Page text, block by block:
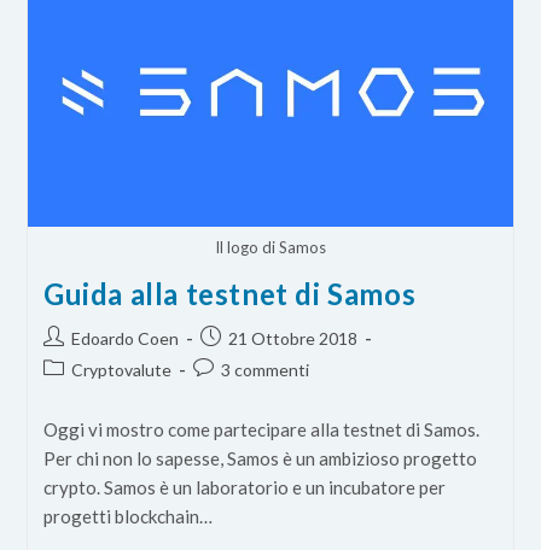
BOX
X96
Mini
Il logo di Samos
Guida alla testnet di Samos
Autore
dell'articolo:
Edoardo Coen
Articolo
pubblicato:
21 Ottobre 2018
Categoria
Cryptovalute
Commenti
3 commenti
Oggi vi mostro come partecipare alla testnet di Samos.
Per chi non lo sapesse, Samos è un ambizioso progetto
crypto. Samos è un laboratorio e un incubatore per
progetti blockchain…